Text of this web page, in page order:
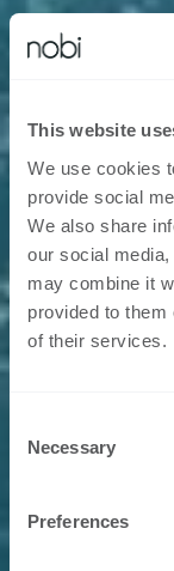
This website
We use cookies
provide social
We also share
our social
may combine it
provided to them
of their services.
Selection
Necessary
Preferences